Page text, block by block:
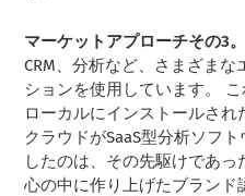
マーケットアプローチその3。
CRM、分析など、さまざま
ションを使用しています。 こ
ローカルにインストールさ
クラウドがSaaS型分析ソフ
したのは、その先駆けであ
心の中に作り上げたブラン